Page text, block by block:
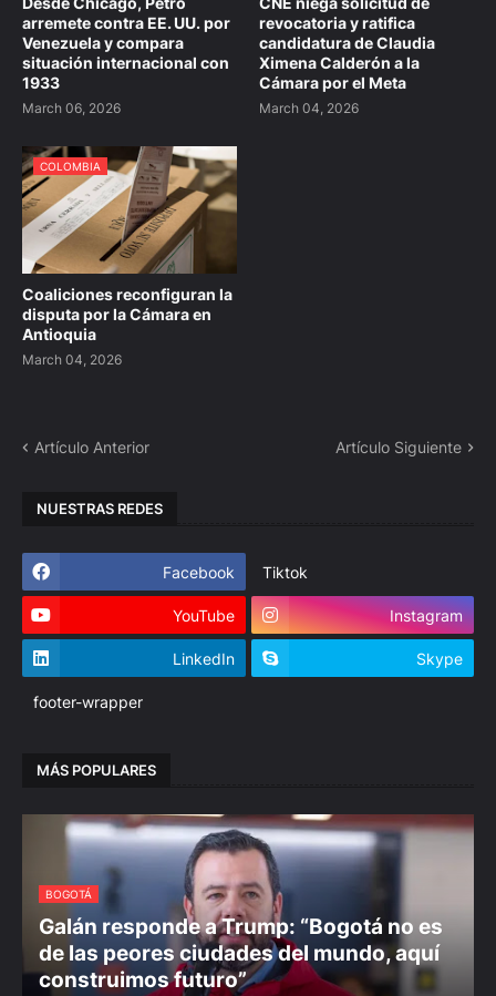
arremete contra EE. UU. por
Venezuela y compara
situación internacional con
1933
March 06, 2026
revocatoria y ratifica
candidatura de Claudia
Ximena Calderón a la
Cámara por el Meta
March 04, 2026
COLOMBIA
Coaliciones reconfiguran la
disputa por la Cámara en
Antioquia
March 04, 2026
Artículo Anterior Artículo Siguiente
NUESTRAS REDES
Facebook Tiktok
YouTube Instagram
LinkedIn Skype
footer-wrapper
MÁS POPULARES
BOGOTÁ
Galán responde a Trump: “Bogotá no es
de las peores ciudades del mundo, aquí
construimos futuro”